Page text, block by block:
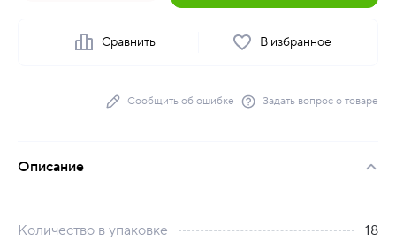
Сравнить В избранное
Сообщить об ошибке Задать вопрос о товаре
Описание
Количество в упаковке
18